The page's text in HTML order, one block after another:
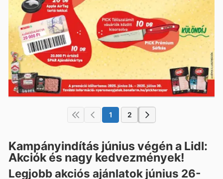
1 2
Kampányindítás június végén a Lidl:
Akciók és nagy kedvezmények!
Legjobb akciós ajánlatok június 26-